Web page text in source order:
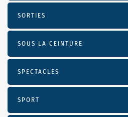
SORTIES
SOUS LA CEINTURE
SPECTACLES
SPORT